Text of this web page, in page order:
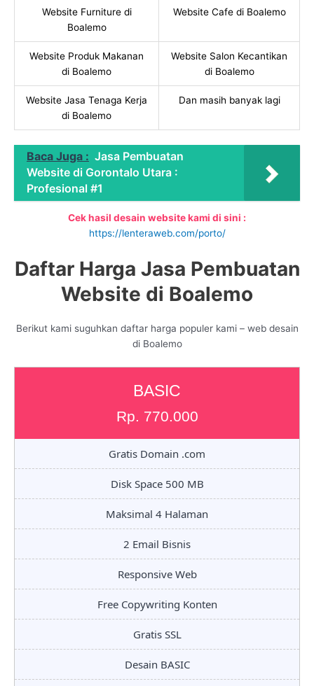
Website Furniture di
Boalemo
Website Cafe di Boalemo
Website Produk Makanan
di Boalemo
Website Salon Kecantikan
di Boalemo
Website Jasa Tenaga Kerja
di Boalemo
Dan masih banyak lagi
Baca Juga : Jasa Pembuatan
Website di Gorontalo Utara :
Profesional #1
Cek hasil desain website kami di sini :
https://lenteraweb.com/porto/
Daftar Harga Jasa Pembuatan
Website di Boalemo
Berikut kami suguhkan daftar harga populer kami – web desain
di Boalemo
BASIC
Rp. 770.000
Gratis Domain .com
Disk Space 500 MB
Maksimal 4 Halaman
2 Email Bisnis
Responsive Web
Free Copywriting Konten
Gratis SSL
Desain BASIC